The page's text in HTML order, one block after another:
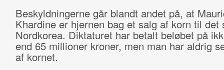
Beskyldningerne går blandt andet på, at
Khardine er hjernen bag et salg af korn til det
Nordkorea. Diktaturet har betalt beløbet på
end 65 millioner kroner, men man har aldrig
af kornet.